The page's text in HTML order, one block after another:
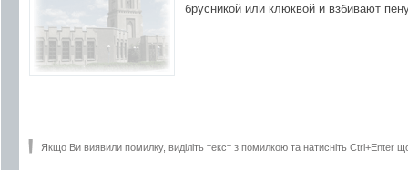
брусникой или клюквой и взбивают
Якщо Ви виявили помилку, виділіть текст з помилкою та натисніть Ctrl+Enter